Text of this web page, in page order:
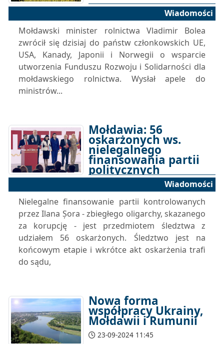
Wiadomości
Mołdawski minister rolnictwa Vladimir Bolea
zwrócił się dzisiaj do państw członkowskich UE,
USA, Kanady, Japonii i Norwegii o wsparcie
utworzenia Funduszu Rozwoju i Solidarności dla
mołdawskiego rolnictwa. Wysłał apele do
ministrów...
Mołdawia: 56
oskarżonych ws.
nielegalnego
finansowania partii
politycznych
Wiadomości
Nielegalne finansowanie partii kontrolowanych
przez Ilana Șora - zbiegłego oligarchy, skazanego
za korupcję - jest przedmiotem śledztwa z
udziałem 56 oskarżonych. Śledztwo jest na
końcowym etapie i wkrótce akt oskarżenia trafi
do sądu,
Nowa forma
współpracy Ukrainy,
Mołdawii i Rumunii
23-09-2024 11:45